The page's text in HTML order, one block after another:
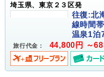
埼玉県、東京２３区発
往復:北
線時間
温泉1泊
旅行代金： 44,800円 ～